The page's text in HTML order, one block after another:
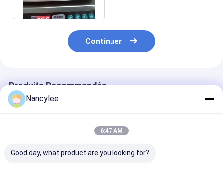
Continuer
Produits Recommandés
Nancylee
6:47 AM
Good day, what product are you looking for?